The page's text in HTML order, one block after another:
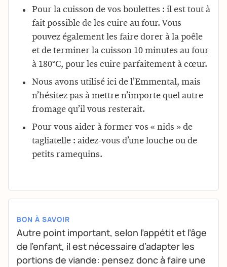
Pour la cuisson de vos boulettes : il est tout à
fait possible de les cuire au four. Vous
pouvez également les faire dorer à la poêle
et de terminer la cuisson 10 minutes au four
à 180°C, pour les cuire parfaitement à cœur.
Nous avons utilisé ici de l’Emmental, mais
n’hésitez pas à mettre n’importe quel autre
fromage qu’il vous resterait.
Pour vous aider à former vos « nids » de
tagliatelle : aidez-vous d’une louche ou de
petits ramequins.
BON À SAVOIR
Autre point important, selon l’appétit et l’âge
de l’enfant, il est nécessaire d’adapter les
portions de viande: pensez donc à faire une